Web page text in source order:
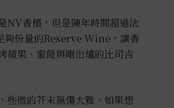
NV香檳，但是陳年時間超過法
夠份量的Reserve Wine，讓香
蘋果、蜜餞與剛出爐的比司吉
些微的芥末無傷大雅。如果想